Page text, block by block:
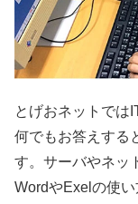
とげおネットでは
何でもお答えする
す。サーバやネッ
WordやExelの使